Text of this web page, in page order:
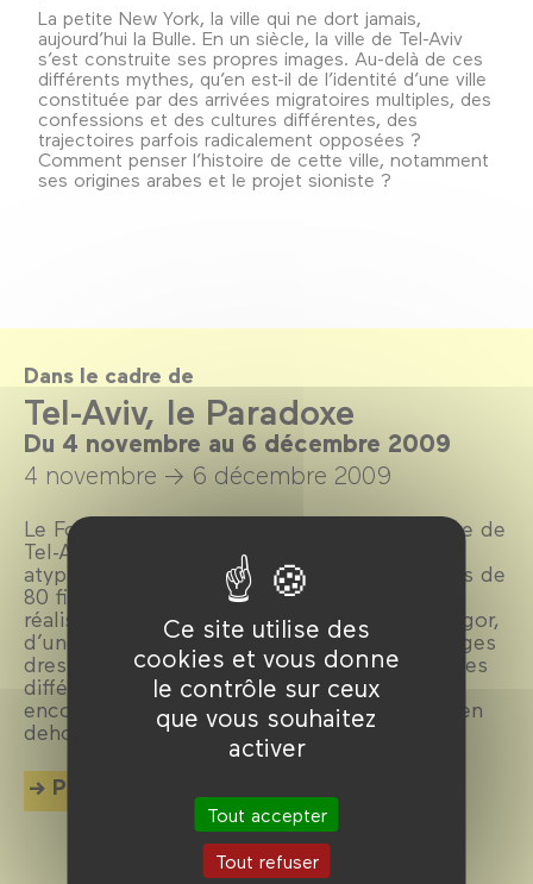
Ce site utilise des
cookies et vous donne
le contrôle sur ceux
que vous souhaitez
activer
Tout accepter
Tout refuser
La petite New York, la ville qui ne dort jamais,
aujourd’hui la Bulle. En un siècle, la ville de Tel-Aviv
s’est construite ses propres images. Au-delà de ces
différents mythes, qu’en est-il de l’identité d’une ville
constituée par des arrivées migratoires multiples, des
confessions et des cultures différentes, des
trajectoires parfois radicalement opposées ?
Comment penser l’histoire de cette ville, notamment
ses origines arabes et le projet sioniste ?
Dans le cadre de
Tel-Aviv, le Paradoxe
Du 4 novembre au 6 décembre 2009
4 novembre → 6 décembre 2009
Le Forum des images s’associe au centenaire de
Tel-Aviv et organise un portrait de cette ville
atypique du Moyen-Orient. Composé de près de
80 films, de tables rondes, d’hommages au
réalisateur Eytan Fox et à l’actrice Gila Almagor,
d’une nuit des séries télé, le Forum des images
dresse un panorama le plus large possible des
différents aspects d'une ville et d’un cinéma
encore jeune mais de plus en plus reconnu en
dehors de ses frontières.
Plus d'info